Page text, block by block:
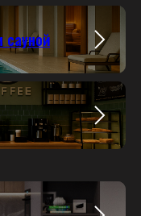
сауной